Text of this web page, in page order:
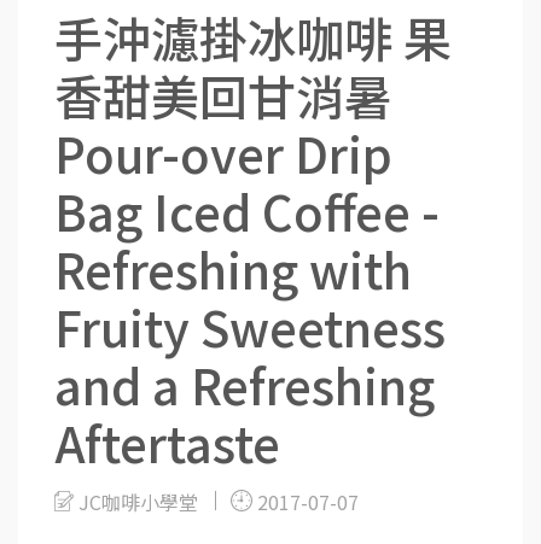
手沖濾掛冰咖啡 果
香甜美回甘消暑
Pour-over Drip
Bag Iced Coffee -
Refreshing with
Fruity Sweetness
and a Refreshing
Aftertaste
JC咖啡小學堂 2017-07-07